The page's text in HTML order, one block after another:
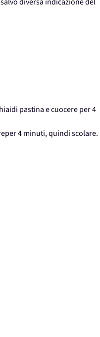
pastina e cuocere per 4
4 minuti, quindi scolare.